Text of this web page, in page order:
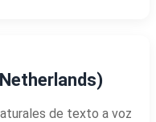
de texto a voz